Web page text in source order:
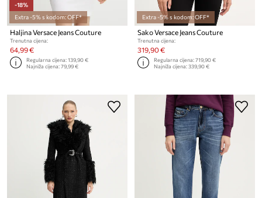
-18%
Extra -5% s kodom: OFF*
Haljina Versace Jeans Couture
Trenutna cijena:
64,99 €
Regularna cijena:139,90 €
Najniža cijena:79,99 €
Extra -5% s kodom: OFF*
Sako Versace Jeans Couture
Trenutna cijena:
319,90 €
Regularna cijena:719,90 €
Najniža cijena:339,90 €